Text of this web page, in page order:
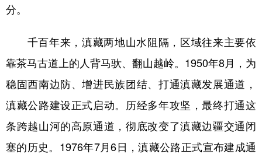
分。
千百年来，滇藏两地山水阻隔，区域往来主要依
靠茶马古道上的人背马驮、翻山越岭。1950年8月，为
稳固西南边防、增进民族团结、打通滇藏发展通道，
滇藏公路建设正式启动。历经多年攻坚，最终打通这
条跨越山河的高原通道，彻底改变了滇藏边疆交通闭
塞的历史。1976年7月6日，滇藏公路正式宣布建成通